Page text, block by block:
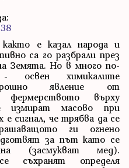
е казал народа и
са го разбрали през
Земята. Но в много по-
- освен химикалите
явление от
фермерството върху
измират масово при
сигнал, че трябва да се
ги огнено
за път като се
(засмукват мед).
съхранят определя